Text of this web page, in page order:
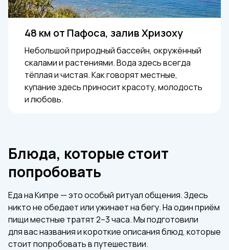
48 км от Пафоса, залив Хризоху
Небольшой природный бассейн, окружённый
скалами и растениями. Вода здесь всегда
тёплая и чистая. Как говорят местные,
купание здесь приносит красоту, молодость
и любовь.
Блюда, которые стоит
попробовать
Еда на Кипре — это особый ритуал общения. Здесь
никто не обедает или ужинает на бегу. На один приём
пищи местные тратят 2–3 часа. Мы подготовили
для вас названия и короткие описания блюд, которые
стоит попробовать в путешествии.